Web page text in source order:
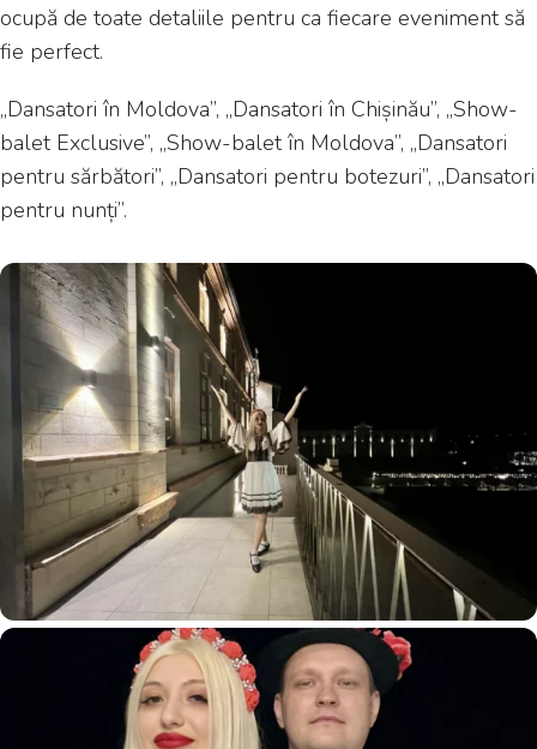
ocupă de toate detaliile pentru ca fiecare eveniment să
fie perfect.
„Dansatori în Moldova”, „Dansatori în Chișinău”, „Show-
balet Exclusive”, „Show-balet în Moldova”, „Dansatori
pentru sărbători”, „Dansatori pentru botezuri”, „Dansatori
pentru nunți”.